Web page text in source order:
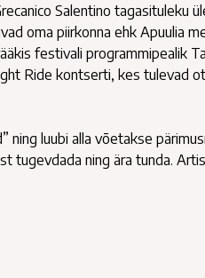
Salentino tagasituleku
oma piirkonna ehk Apuulia
festivali programmipealik
Ride kontserti, kes tulevad
ning luubi alla võetakse
tugevdada ning ära tunda.